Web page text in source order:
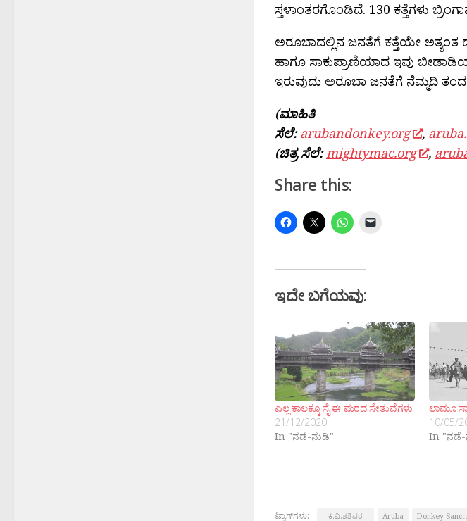
ಸ್ತಳಾಂತರಗೊಂಡಿದೆ. 130 ಕತ್ತೆಗಳು
ಅರೂಬಾದಲ್ಲಿನ ಜನತೆಗೆ ಕತ್ತೆಯೇ ಅತ್ಯಂತ
ಹಾಗೂ ಸಾಕುಪ್ರಾಣಿಯಾದ ಇವು
ಇರುವುದು ಅರೂಬಾ ಜನತೆಗೆ ನೆಮ್ಮದಿ
(ಮಾಹಿತಿ
ಸೆಲೆ: arubandonkey.org ,
(ಚಿತ್ರ ಸೆಲೆ: mightymac.org ,
Share this:
ಇದೇ ಬಗೆಯವು:
ಎಲ್ಲ ಕಾಲಕ್ಕೂ ಸೈ ಈ ಮರದ ಸೇತುವೆಗಳು
21/12/2020
In "ನಡೆ-ನುಡಿ"
ಲಾಮೂ
10/05/
In "ನಡೆ-
ಟ್ಯಾಗ್‌ಗಳು: :: ಕೆ.ವಿ.ಶಶಿದರ :: Aruba Donkey